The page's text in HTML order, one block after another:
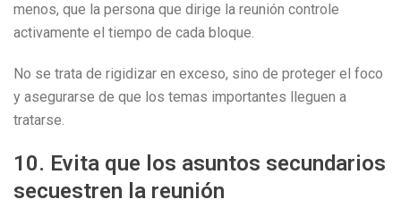
menos, que la persona que dirige la reunión controle
activamente el tiempo de cada bloque.
No se trata de rigidizar en exceso, sino de proteger el foco
y asegurarse de que los temas importantes lleguen a
tratarse.
10. Evita que los asuntos secundarios
secuestren la reunión